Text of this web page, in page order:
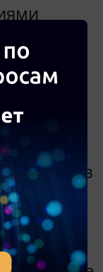
На
цене
за га.
участков
Мена
мены
участков